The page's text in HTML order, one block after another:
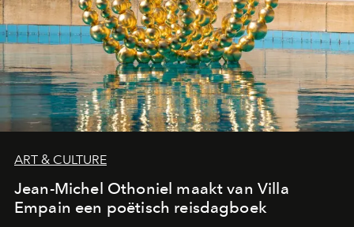
ART & CULTURE
Jean-Michel Othoniel maakt van Villa
Empain een poëtisch reisdagboek